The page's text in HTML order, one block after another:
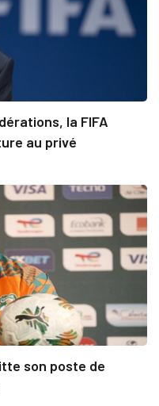
la FIFA
au privé
son poste de